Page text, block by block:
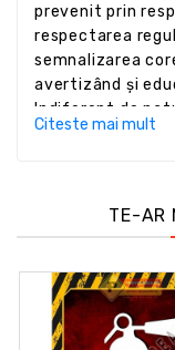
prevenit prin
respectarea
semnalizarea
avertizând și
Indiferent de
de întreținere –
și folosirea
Citeste mai mult
TE-AR